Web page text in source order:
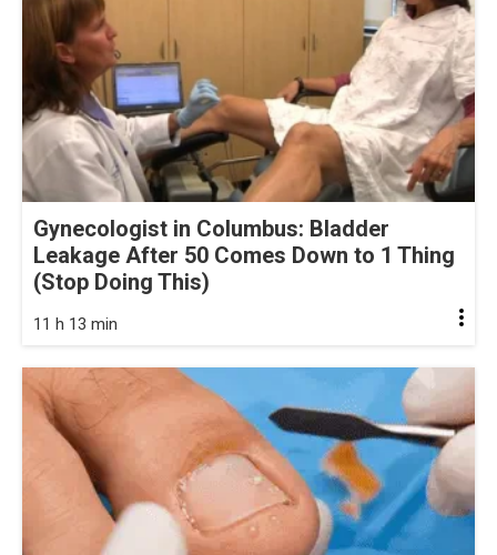
Gynecologist in Columbus: Bladder
Leakage After 50 Comes Down to 1 Thing
(Stop Doing This)
11 h 13 min